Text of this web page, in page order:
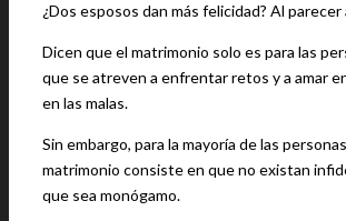
¿Dos esposos dan más felicidad? Al
Dicen que el matrimonio solo es para las
que se atreven a enfrentar retos y a amar
en las malas.
Sin embargo, para la mayoría de las
matrimonio consiste en que no existan
que sea monógamo.